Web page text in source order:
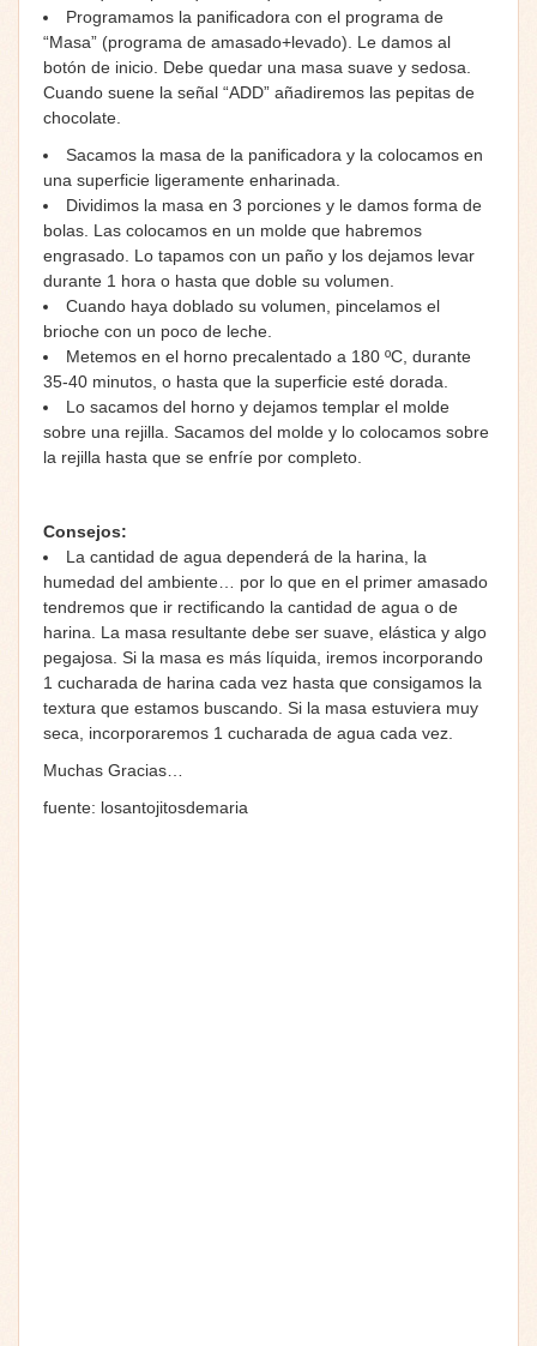
Programamos la panificadora con el programa de
“Masa” (programa de amasado+levado). Le damos al
botón de inicio. Debe quedar una masa suave y sedosa.
Cuando suene la señal “ADD” añadiremos las pepitas de
chocolate.
Sacamos la masa de la panificadora y la colocamos en
una superficie ligeramente enharinada.
Dividimos la masa en 3 porciones y le damos forma de
bolas. Las colocamos en un molde que habremos
engrasado. Lo tapamos con un paño y los dejamos levar
durante 1 hora o hasta que doble su volumen.
Cuando haya doblado su volumen, pincelamos el
brioche con un poco de leche.
Metemos en el horno precalentado a 180 ºC, durante
35-40 minutos, o hasta que la superficie esté dorada.
Lo sacamos del horno y dejamos templar el molde
sobre una rejilla. Sacamos del molde y lo colocamos sobre
la rejilla hasta que se enfríe por completo.
Consejos:
La cantidad de agua dependerá de la harina, la
humedad del ambiente… por lo que en el primer amasado
tendremos que ir rectificando la cantidad de agua o de
harina. La masa resultante debe ser suave, elástica y algo
pegajosa. Si la masa es más líquida, iremos incorporando
1 cucharada de harina cada vez hasta que consigamos la
textura que estamos buscando. Si la masa estuviera muy
seca, incorporaremos 1 cucharada de agua cada vez.
Muchas Gracias…
fuente: losantojitosdemaria